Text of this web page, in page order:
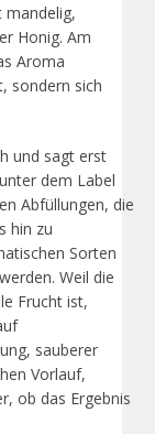
mandelig,
Honig. Am
Aroma
sondern sich
und sagt erst
dem Label
Abfüllungen, die
hin zu
Sorten
Weil die
Frucht ist,
sauberer
Vorlauf,
ob das Ergebnis